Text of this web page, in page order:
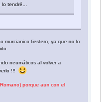
tendré...
murcianico fiestero, ya que no lo
neumáticos al volver a
!!!
porque aun con el